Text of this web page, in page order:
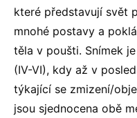
které představují svět
mnohé postavy a
těla v poušti. Snímek
(IV-VI), kdy až v
týkající se zmizení/
jsou sjednocena obě